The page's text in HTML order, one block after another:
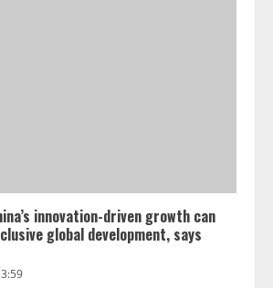
innovation-driven growth can
global development, says